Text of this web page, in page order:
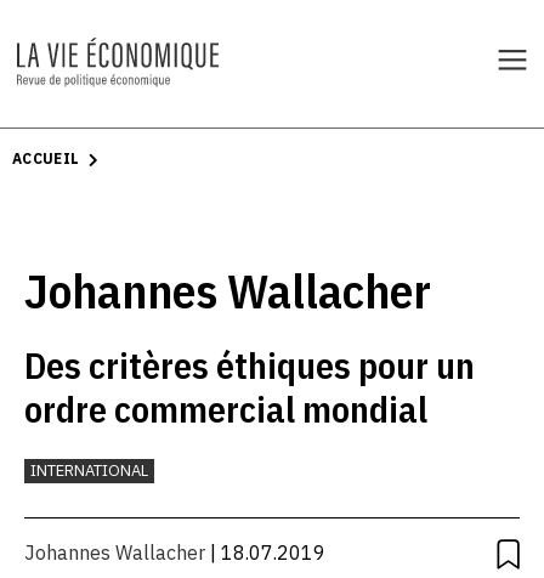
ACCUEIL
Johannes Wallacher
Des critères éthiques pour un
ordre commercial mondial
INTERNATIONAL
Johannes Wallacher | 18.07.2019